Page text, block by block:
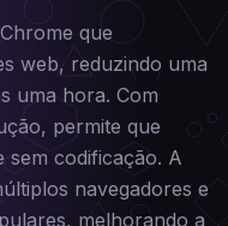
que
web, reduzindo uma
uma hora. Com
permite que
sem codificação. A
navegadores e
melhorando a